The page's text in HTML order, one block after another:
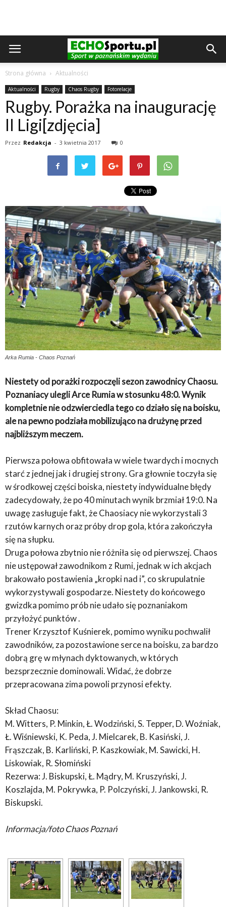
Strona główna Aktualności
Aktualności Rugby Chaos Rugby Fotorelacje
Rugby. Porażka na inaugurację
II Ligi[zdjęcia]
Przez Redakcja - 3 kwietnia 2017 0
Arka Rumia - Chaos Poznań
Niestety od porażki rozpoczęli sezon zawodnicy Chaosu.
Poznaniacy ulegli Arce Rumia w stosunku 48:0. Wynik
kompletnie nie odzwierciedla tego co działo się na boisku,
ale na pewno podziała mobilizująco na drużynę przed
najbliższym meczem.
Pierwsza połowa obfitowała w wiele twardych i mocnych
starć z jednej jak i drugiej strony. Gra głownie toczyła się
w środkowej części boiska, niestety indywidualne błędy
zadecydowały, że po 40 minutach wynik brzmiał 19:0. Na
uwagę zasługuje fakt, że Chaosiacy nie wykorzystali 3
rzutów karnych oraz próby drop gola, która zakończyła
się na słupku.
Druga połowa zbytnio nie różniła się od pierwszej. Chaos
nie ustępował zawodnikom z Rumi, jednak w ich akcjach
brakowało postawienia „kropki nad i”, co skrupulatnie
wykorzystywali gospodarze. Niestety do końcowego
gwizdka pomimo prób nie udało się poznaniakom
przyłożyć punktów .
Trener Krzysztof Kuśnierek, pomimo wyniku pochwalił
zawodników, za pozostawione serce na boisku, za bardzo
dobrą grę w młynach dyktowanych, w których
bezsprzecznie dominowali. Widać, że dobrze
przepracowana zima powoli przynosi efekty.
Skład Chaosu:
M. Witters, P. Minkin, Ł. Wodziński, S. Tepper, D. Woźniak,
Ł. Wiśniewski, K. Peda, J. Mielcarek, B. Kasiński, J.
Frąszczak, B. Karliński, P. Kaszkowiak, M. Sawicki, H.
Liskowiak, R. Słomiński
Rezerwa: J. Biskupski, Ł. Mądry, M. Kruszyński, J.
Koszlajda, M. Pokrywka, P. Polczyński, J. Jankowski, R.
Biskupski.
Informacja/foto Chaos Poznań